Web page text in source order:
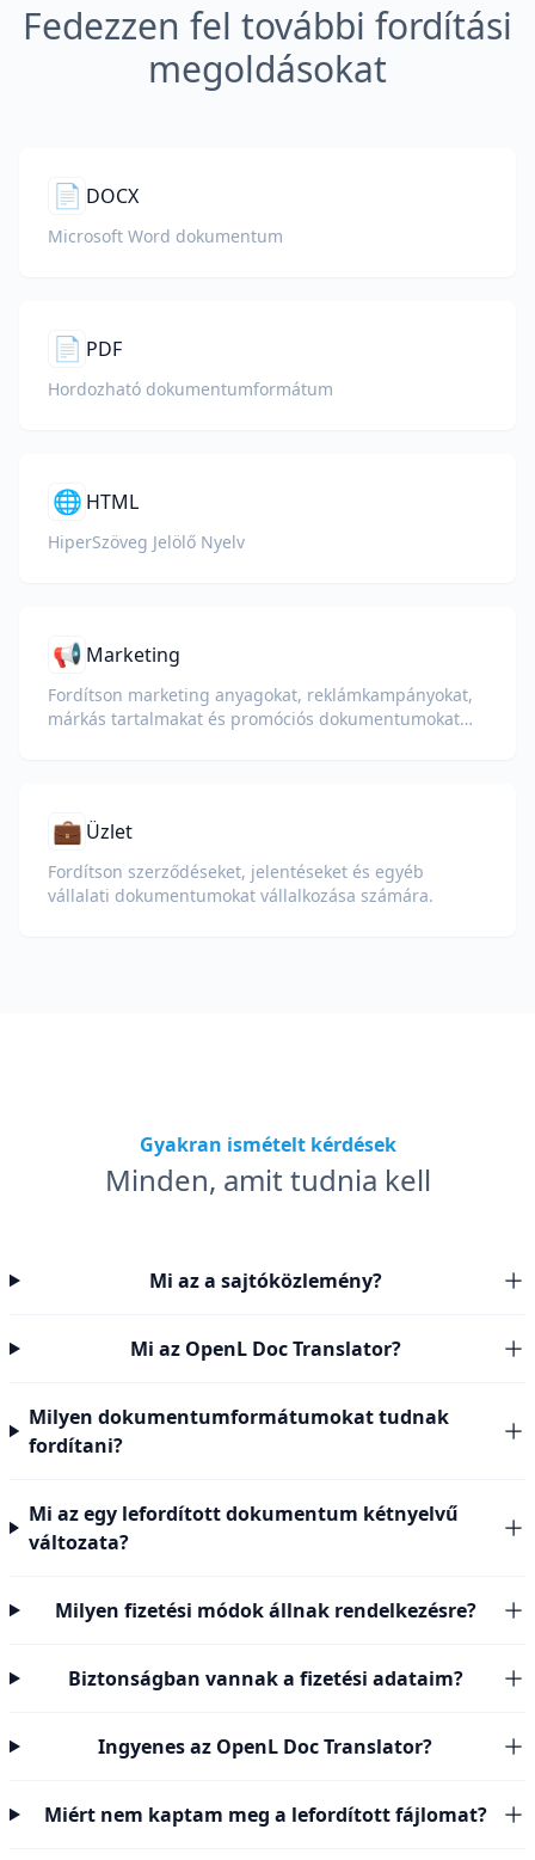
Fedezzen fel további fordítási
megoldásokat
📄 DOCX
Microsoft Word dokumentum
📄 PDF
Hordozható dokumentumformátum
🌐 HTML
HiperSzöveg Jelölő Nyelv
📢 Marketing
Fordítson marketing anyagokat, reklámkampányokat,
márkás tartalmakat és promóciós dokumentumokat
💼 Üzlet
Fordítson szerződéseket, jelentéseket és egyéb
vállalati dokumentumokat vállalkozása számára.
Gyakran ismételt kérdések
Minden, amit tudnia kell
Mi az a sajtóközlemény?
Mi az OpenL Doc Translator?
Milyen dokumentumformátumokat tudnak
fordítani?
Mi az egy lefordított dokumentum kétnyelvű
változata?
Milyen fizetési módok állnak rendelkezésre?
Biztonságban vannak a fizetési adataim?
Ingyenes az OpenL Doc Translator?
Miért nem kaptam meg a lefordított fájlomat?